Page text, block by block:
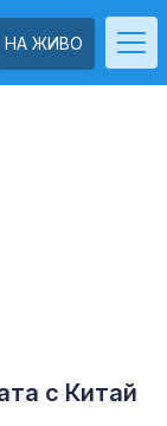
НА ЖИВО
с Китай